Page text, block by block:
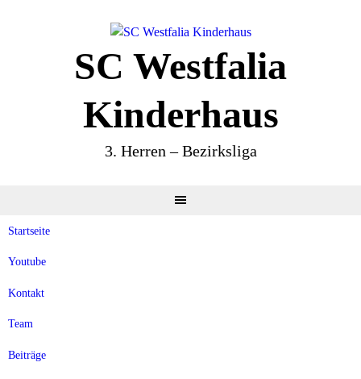
SC Westfalia
Kinderhaus
3. Herren – Bezirksliga
Startseite
Youtube
Kontakt
Team
Beiträge